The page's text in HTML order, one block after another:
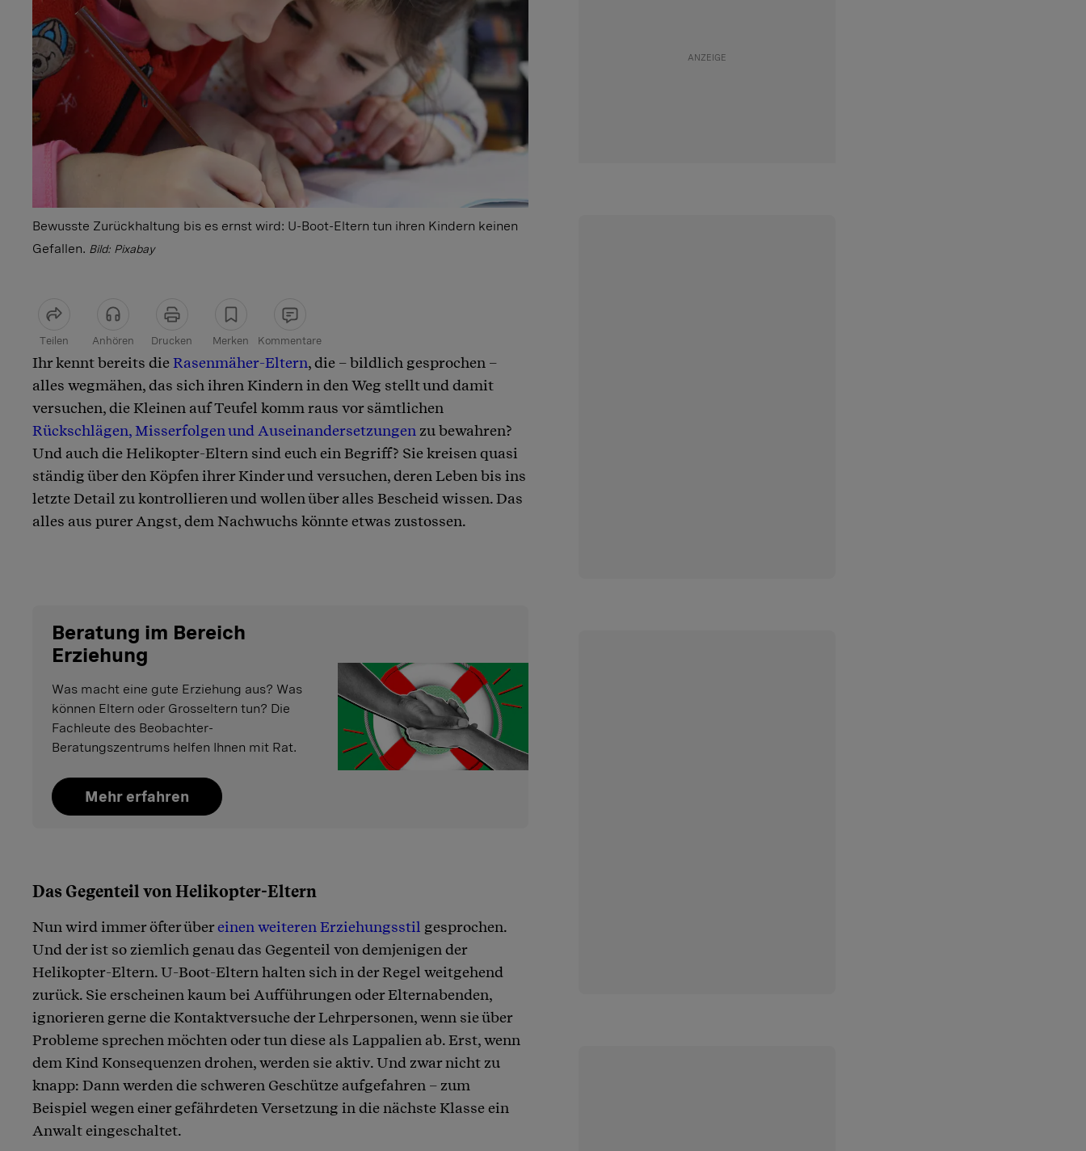
Bewusste Zurückhaltung bis es ernst wird: U-Boot-Eltern tun ihren Kindern keinen
Gefallen. Bild: Pixabay
Teilen Anhören Drucken Merken Kommentare
Artikel teilen
Ihr kennt bereits dieRasenmäher-Eltern, die – bildlich gesprochen –
alles wegmähen, das sich ihren Kindern in den Weg stellt und damit
versuchen, die Kleinen auf Teufel komm raus vor sämtlichen
Rückschlägen, Misserfolgen und Auseinandersetzungen zu bewahren?
Und auch die Helikopter-Eltern sind euch ein Begriff? Sie kreisen quasi
ständig über den Köpfen ihrer Kinder und versuchen, deren Leben bis ins
letzte Detail zu kontrollieren und wollen über alles Bescheid wissen. Das
alles aus purer Angst, dem Nachwuchs könnte etwas zustossen.
Beratung im Bereich
Erziehung
Was macht eine gute Erziehung aus? Was
können Eltern oder Grosseltern tun? Die
Fachleute des Beobachter-
Beratungszentrums helfen Ihnen mit Rat.
Mehr erfahren
Das Gegenteil von Helikopter-Eltern
Nun wird immer öfter übereinen weiteren Erziehungsstil gesprochen.
Und der ist so ziemlich genau das Gegenteil von demjenigen der
Helikopter-Eltern. U-Boot-Eltern halten sich in der Regel weitgehend
zurück. Sie erscheinen kaum bei Aufführungen oder Elternabenden,
ignorieren gerne die Kontaktversuche der Lehrpersonen, wenn sie über
Probleme sprechen möchten oder tun diese als Lappalien ab. Erst, wenn
dem Kind Konsequenzen drohen, werden sie aktiv. Und zwar nicht zu
knapp: Dann werden die schweren Geschütze aufgefahren – zum
Beispiel wegen einer gefährdeten Versetzung in die nächste Klasse ein
Anwalt eingeschaltet.